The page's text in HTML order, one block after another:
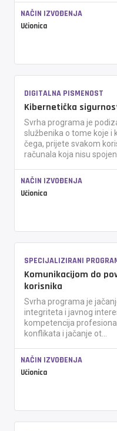
NAČIN IZVOĐENJA
Učionica
DIGITALNA PISMENOST
Kibernetička
Svrha programa je
službenika o tome koje i
čega, prijete svakom
računala koja nisu
NAČIN IZVOĐENJA
Učionica
SPECIJALIZIRANI
Komunikacijom do
korisnika
Svrha programa je
integriteta i javnog
kompetencija
konflikata i jačanje ot...
NAČIN IZVOĐENJA
Učionica